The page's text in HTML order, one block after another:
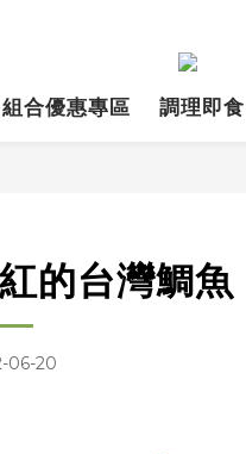
組合優惠專區 調理即食
的台灣鯛魚
06-20